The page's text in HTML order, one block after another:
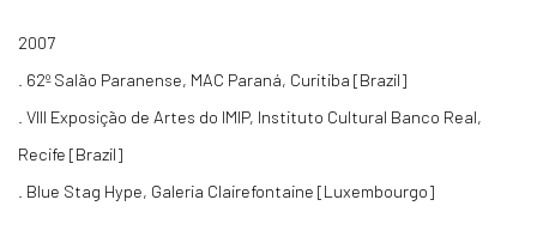
2007
. 62º Salão Paranense, MAC Paraná, Curitiba [Brazil]
. VIII Exposição de Artes do IMIP, Instituto Cultural Banco Real,
Recife [Brazil]
. Blue Stag Hype, Galeria Clairefontaine [Luxembourgo]